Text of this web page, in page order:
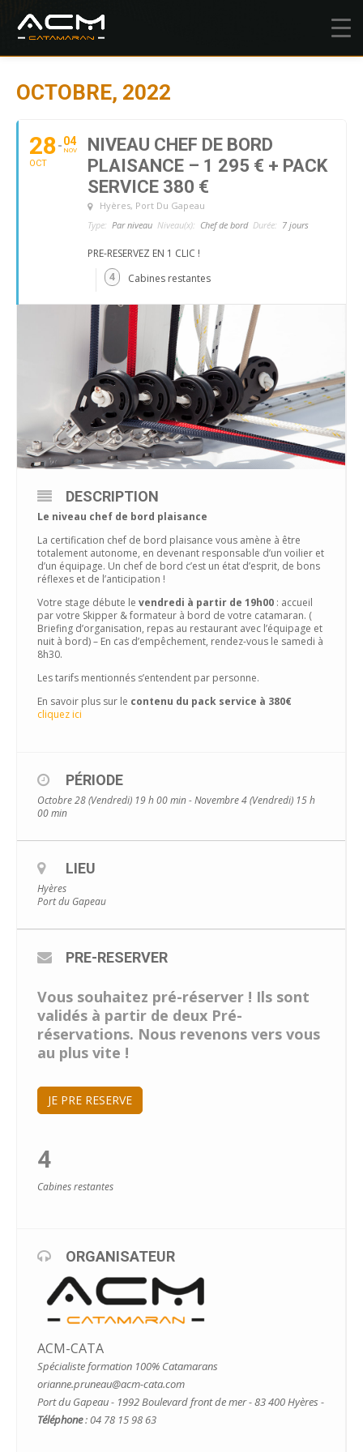
OCTOBRE, 2022
28
OCT
04
NOV
NIVEAU CHEF DE BORD
PLAISANCE – 1 295 € + PACK
SERVICE 380 €
Hyères, Port Du Gapeau
Type: Par niveau Niveau(x): Chef de bord Durée: 7 jours
PRE-RESERVEZ EN 1 CLIC !
4 Cabines restantes
DESCRIPTION
Le niveau chef de bord plaisance
La certification chef de bord plaisance vous amène à être
totalement autonome, en devenant responsable d’un voilier et
d’un équipage. Un chef de bord c’est un état d’esprit, de bons
réflexes et de l’anticipation !
Votre stage débute le vendredi à partir de 19h00 : accueil
par votre Skipper & formateur à bord de votre catamaran. (
Briefing d’organisation, repas au restaurant avec l’équipage et
nuit à bord) – En cas d’empêchement, rendez-vous le samedi à
8h30.
Les tarifs mentionnés s’entendent par personne.
En savoir plus sur le contenu du pack service à 380€
cliquez ici
PÉRIODE
Octobre 28 (Vendredi) 19 h 00 min - Novembre 4 (Vendredi) 15 h
00 min
LIEU
Hyères
Port du Gapeau
PRE-RESERVER
Vous souhaitez pré-réserver ! Ils sont
validés à partir de deux Pré-
réservations. Nous revenons vers vous
au plus vite !
JE PRE RESERVE
4
Cabines restantes
ORGANISATEUR
ACM-CATA
Spécialiste formation 100% Catamarans
orianne.pruneau@acm-cata.com
Port du Gapeau - 1992 Boulevard front de mer - 83 400 Hyères -
Téléphone: 04 78 15 98 63